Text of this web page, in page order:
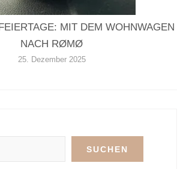
MIT DEM WOHNWAGEN
NACH RØMØ
25. Dezember 2025
SUCHEN